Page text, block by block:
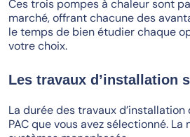
Ces trois pompes à chaleur sont
marché, offrant chacune des
le temps de bien étudier chaque
votre choix.
Les travaux d’installation
La durée des travaux
PAC que vous avez sélectionné.